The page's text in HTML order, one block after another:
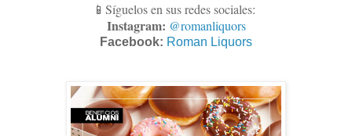
📱Síguelos en sus redes sociales:
Instagram: @romanliquors
Facebook: Roman Liquors